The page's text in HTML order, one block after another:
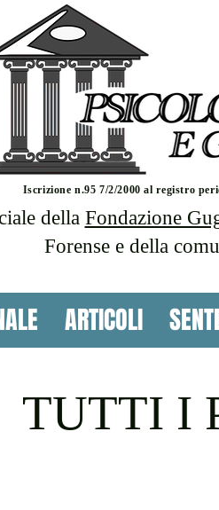
Iscrizione n.95 7/2/2000 al registro
della Fondazione
Forense e della
ARTICOLI
TUTTI I